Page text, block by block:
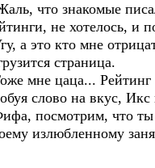
что знакомые
не хотелось, и
а это кто мне
страница.
мне цаца...
слово на вкус,
посмотрим, что ты
излюбленному